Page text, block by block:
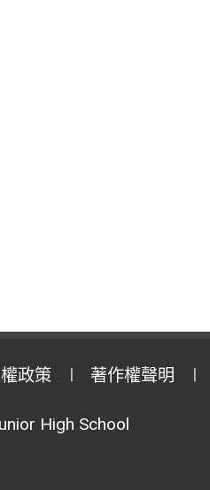
政策 著作權聲明
High School